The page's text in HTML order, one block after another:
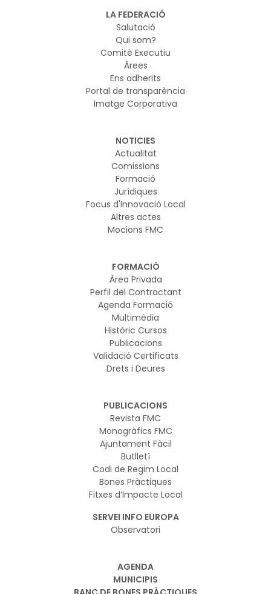
LA FEDERACIÓ
Salutació
Qui som?
Comitè Executiu
Àrees
Ens adherits
Portal de transparència
Imatge Corporativa
NOTICIES
Actualitat
Comissions
Formació
Jurídiques
Focus d'Innovació Local
Altres actes
Mocions FMC
FORMACIÓ
Àrea Privada
Perfil del Contractant
Agenda Formació
Multimèdia
Històric Cursos
Publicacions
Validació Certificats
Drets i Deures
PUBLICACIONS
Revista FMC
Monogràfics FMC
Ajuntament Fàcil
Butlletí
Codi de Regim Local
Bones Pràctiques
Fitxes d’Impacte Local
SERVEI INFO EUROPA
Observatori
AGENDA
MUNICIPIS